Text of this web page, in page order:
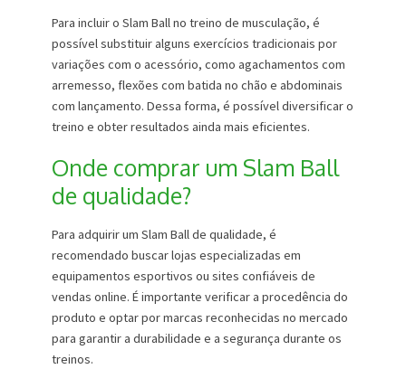
Para incluir o Slam Ball no treino de musculação, é
possível substituir alguns exercícios tradicionais por
variações com o acessório, como agachamentos com
arremesso, flexões com batida no chão e abdominais
com lançamento. Dessa forma, é possível diversificar o
treino e obter resultados ainda mais eficientes.
Onde comprar um Slam Ball
de qualidade?
Para adquirir um Slam Ball de qualidade, é
recomendado buscar lojas especializadas em
equipamentos esportivos ou sites confiáveis de
vendas online. É importante verificar a procedência do
produto e optar por marcas reconhecidas no mercado
para garantir a durabilidade e a segurança durante os
treinos.